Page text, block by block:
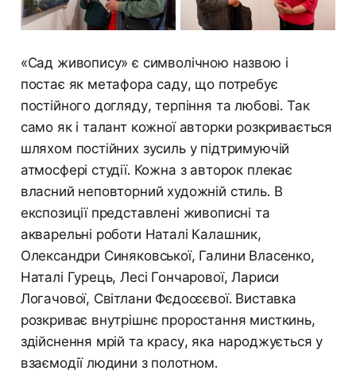
«Сад живопису» є символічною назвою і
постає як метафора саду, що потребує
постійного догляду, терпіння та любові. Так
само як і талант кожної авторки розкривається
шляхом постійних зусиль у підтримуючій
атмосфері студії. Кожна з авторок плекає
власний неповторний художній стиль. В
експозиції представлені живописні та
акварельні роботи Наталі Калашник,
Олександри Синяковської, Галини Власенко,
Наталі Гурець, Лесі Гончарової, Лариси
Логачової, Світлани Фєдосєєвої. Виставка
розкриває внутрішнє проростання мисткинь,
здійснення мрій та красу, яка народжується у
взаємодії людини з полотном.